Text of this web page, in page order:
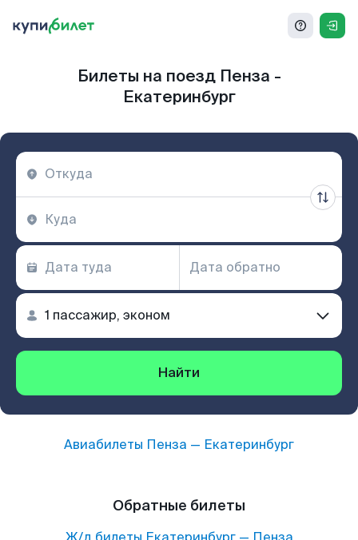
Билеты на поезд Пенза -
Екатеринбург
Найти
Авиабилеты Пенза — Екатеринбург
Обратные билеты